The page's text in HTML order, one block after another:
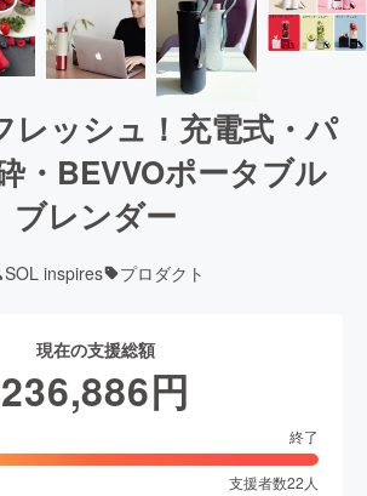
レッシュ！充電式・パ
・BEVVOポータブル
ブレンダー
SOL inspires プロダクト
現在の支援総額
236,886円
終了
支援者数22 人